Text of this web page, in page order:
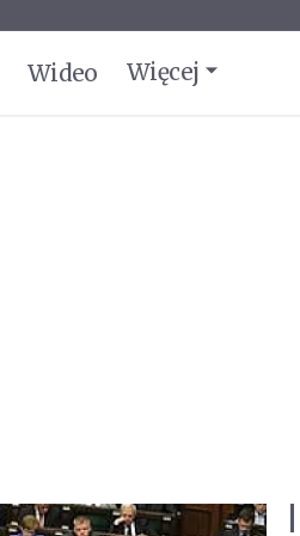
Wideo Więcej